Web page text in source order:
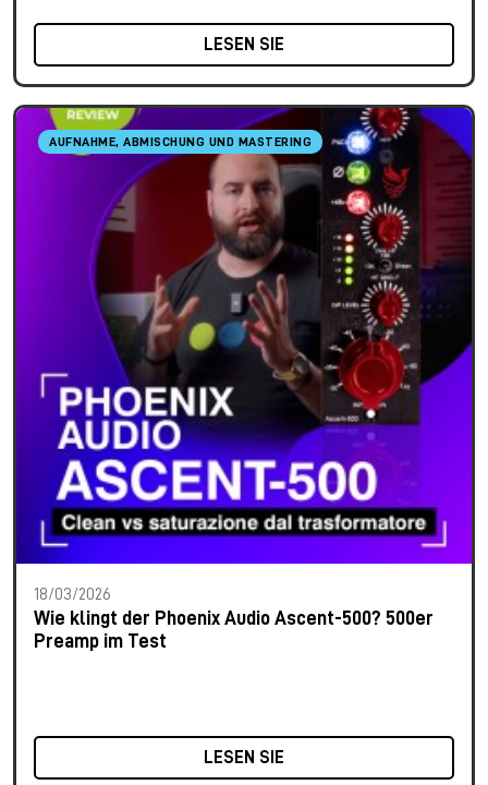
LESEN SIE
AUFNAHME, ABMISCHUNG UND MASTERING
18/03/2026
Wie klingt der Phoenix Audio Ascent-500? 500er
Preamp im Test
LESEN SIE